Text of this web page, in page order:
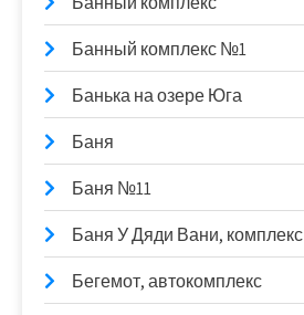
Банный комплекс №1
Банька на озере Юга
Баня
Баня №11
Баня У Дяди Вани, комплекс
Бегемот, автокомплекс